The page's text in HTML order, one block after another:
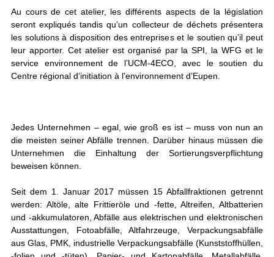
Au cours de cet atelier, les différents aspects de la législation
seront expliqués tandis qu’un collecteur de déchets présentera
les solutions à disposition des entreprises et le soutien qu’il peut
leur apporter. Cet atelier est organisé par la SPI, la WFG et le
service environnement de l’UCM-4ECO, avec le soutien du
Centre régional d’initiation à l’environnement d’Eupen.
Jedes Unternehmen – egal, wie groß es ist – muss von nun an
die meisten seiner Abfälle trennen. Darüber hinaus müssen die
Unternehmen die Einhaltung der Sortierungsverpflichtung
beweisen können.
Seit dem 1. Januar 2017 müssen 15 Abfallfraktionen getrennt
werden: Altöle, alte Frittieröle und -fette, Altreifen, Altbatterien
und -akkumulatoren, Abfälle aus elektrischen und elektronischen
Ausstattungen, Fotoabfälle, Altfahrzeuge, Verpackungsabfälle
aus Glas, PMK, industrielle Verpackungsabfälle (Kunststoffhüllen,